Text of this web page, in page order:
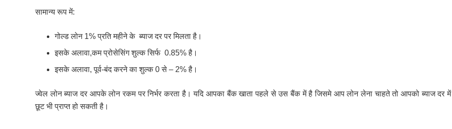
सामान्य रूप में:
गोल्ड लोन 1% प्रति महीने के ब्याज दर पर मिलता है।
इसके अलावा,कम प्रोसेसिंग शुल्क सिर्फ 0.85% है।
इसके अलावा, पूर्व-बंद करने का शुल्क 0 से – 2% है।
ज्वेल लोन ब्याज दर आपके लोन रकम पर निर्भर करता है। यदि आपका बैंक खाता पहले से उस बैंक में है जिसमे आप लोन लेना चाहते तो आपको ब्याज दर में
छूट भी प्राप्त हो सकती है।